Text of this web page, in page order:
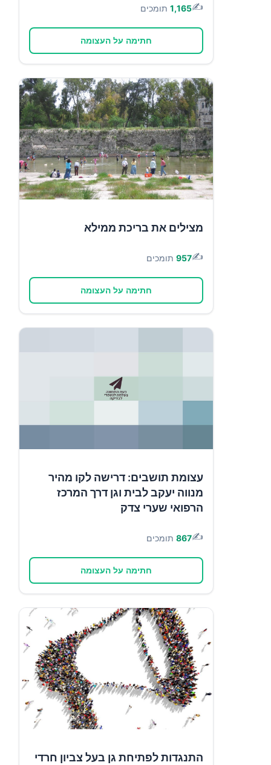
✍️
1,165 תומכים
חתימה על העצומה
מצילים את בריכת ממילא
✍️
957 תומכים
חתימה על העצומה
עצומת תושבים: דרישה לקו מהיר
מנווה יעקב לבית וגן דרך המרכז
הרפואי שערי צדק
✍️
867 תומכים
חתימה על העצומה
התנגדות לפתיחת גן בעל צביון חרדי